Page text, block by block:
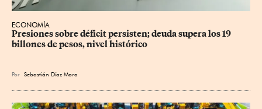
ECONOMÍA
Presiones sobre déficit persisten; deuda supera los 19
billones de pesos, nivel histórico
Por Sebastián Díaz Mora